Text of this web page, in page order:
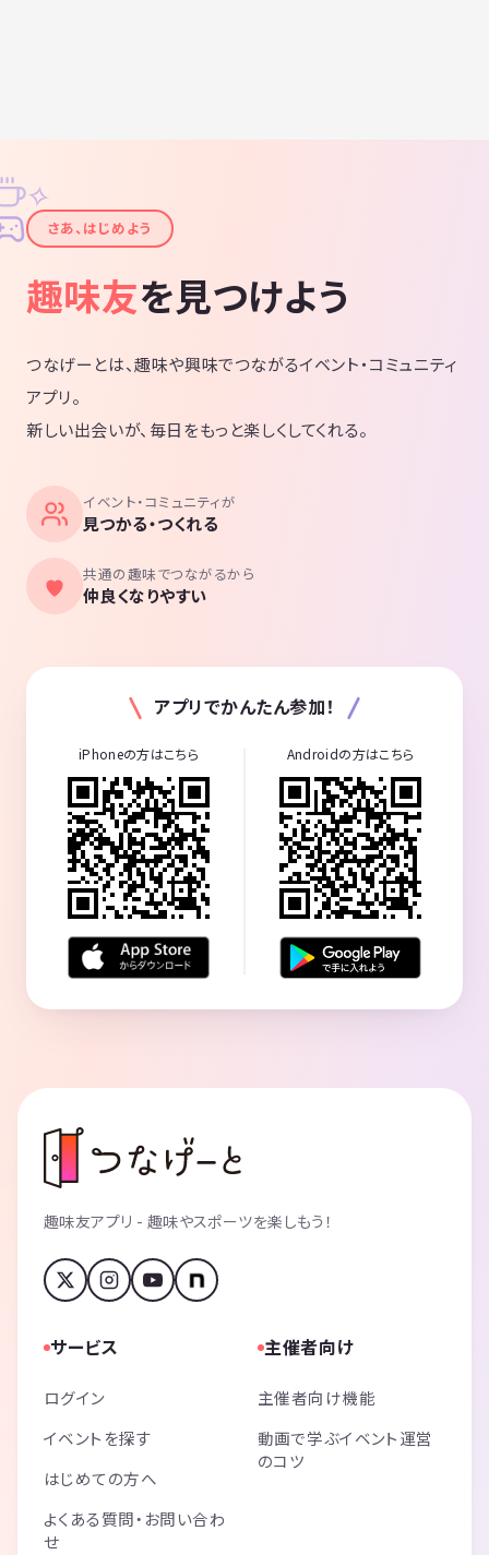
✦
✧
さあ、はじめよう
趣味友を見つけよう
つなげーとは、趣味や興味でつながるイベント・コミュニティ
アプリ。
新しい出会いが、毎日をもっと楽しくしてくれる。
イベント・コミュニティが
見つかる・つくれる
共通の趣味でつながるから
仲良くなりやすい
アプリでかんたん参加！
iPhoneの方はこちら Androidの方はこちら
趣味友アプリ - 趣味やスポーツを楽しもう！
サービス
ログイン
イベントを探す
はじめての方へ
よくある質問・お問い合わ
せ
主催者向け
主催者向け機能
動画で学ぶイベント運営
のコツ